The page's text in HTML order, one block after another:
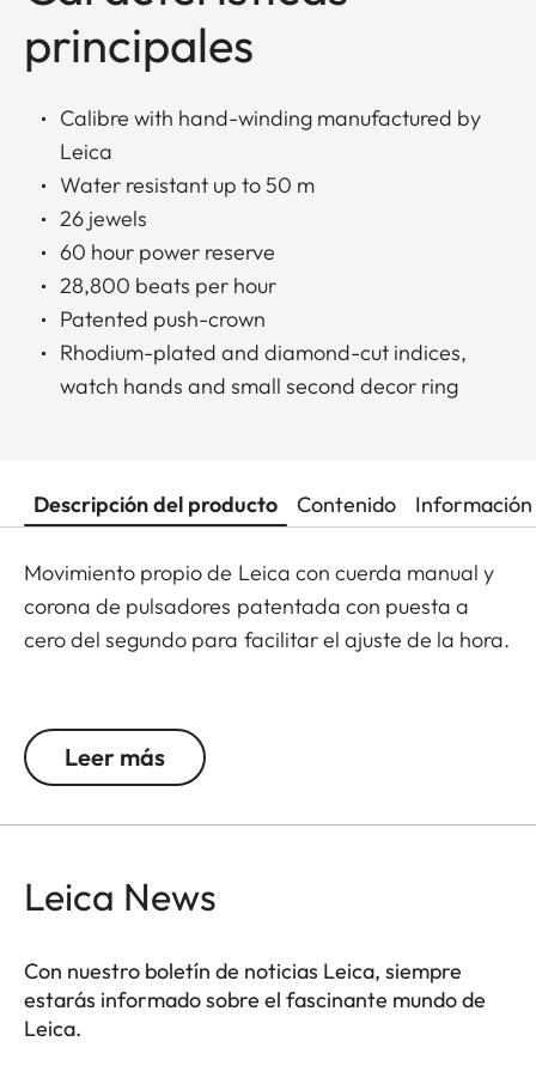
principales
Calibre with hand-winding manufactured by
Leica
Water resistant up to 50 m
26 jewels
60 hour power reserve
28,800 beats per hour
Patented push-crown
Rhodium-plated and diamond-cut indices,
watch hands and small second decor ring
Descripción del producto Contenido
Movimiento propio de Leica con cuerda manual y
corona de pulsadores patentada con puesta a
cero del segundo para facilitar el ajuste de la hora.
numerosas referencias al diseño de cámaras:
corona de pulsador (disparador), indicador de
caja con fondo invisible.
La mayoría de las piezas del movimiento, la caja,
la esfera y las agujas se fabrican en el mismo
taller, y el movimiento y el reloj se ensamblan en el
Leer más
Leica News
Con nuestro boletín de noticias Leica, siempre
estarás informado sobre el fascinante mundo de
Leica.